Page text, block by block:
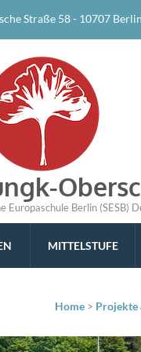
Straße 58 - 10707 Berlin
Berlin (SESB)
MITTELSTUFE
Home >